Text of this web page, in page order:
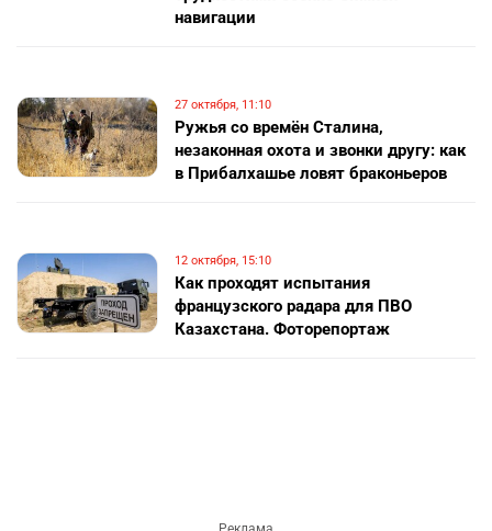
навигации
27 октября, 11:10
Ружья со времён Сталина,
незаконная охота и звонки другу: как
в Прибалхашье ловят браконьеров
12 октября, 15:10
Как проходят испытания
французского радара для ПВО
Казахстана. Фоторепортаж